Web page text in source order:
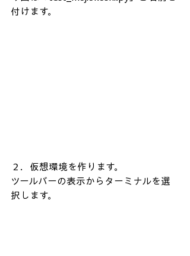
付けます。
２．仮想環境を作ります。
ツールバーの表示からターミナルを選
択します。